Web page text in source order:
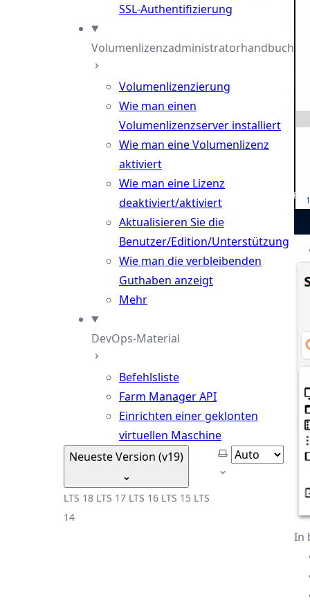
SSL-Authentifizierung
Volumenlizenzadministratorhandbuch
Volumenlizenzierung
Wie man einen
Volumenlizenzserver installiert
Wie man eine Volumenlizenz
aktiviert
Wie man eine Lizenz
deaktiviert/aktiviert
Aktualisieren Sie die
Benutzer/Edition/Unterstützung
Wie man die verbleibenden
Guthaben anzeigt
Mehr
DevOps-Material
Befehlsliste
Farm Manager API
Einrichten einer geklonten
virtuellen Maschine
Neueste Version (v19)
LTS 18 LTS 17 LTS 16 LTS 15 LTS
14
Thema
In